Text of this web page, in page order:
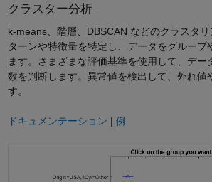
クラスター分析
k-means、階層、DBSCAN などのクラスタ
ターンや特徴量を特定し、データをグループ
ます。さまざまな評価基準を使用して、デー
数を判断します。異常値を検出して、外れ値
す。
ドキュメンテーション | 例